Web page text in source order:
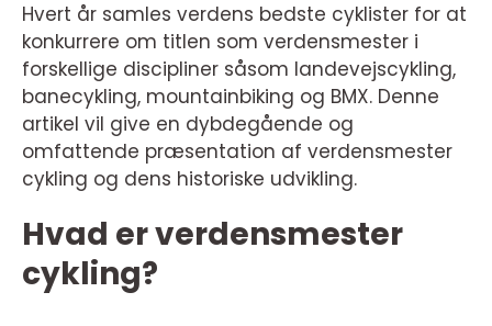
Hvert år samles verdens bedste cyklister for at
konkurrere om titlen som verdensmester i
forskellige discipliner såsom landevejscykling,
banecykling, mountainbiking og BMX. Denne
artikel vil give en dybdegående og
omfattende præsentation af verdensmester
cykling og dens historiske udvikling.
Hvad er verdensmester
cykling?